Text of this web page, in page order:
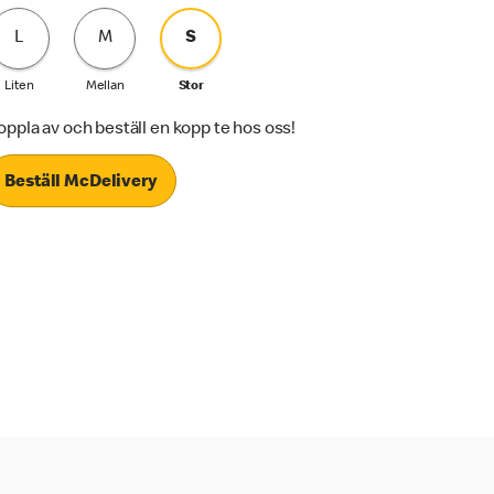
L
Liten
M
Mellan
S
Stor
av och beställ en kopp te hos oss!
Beställ McDelivery